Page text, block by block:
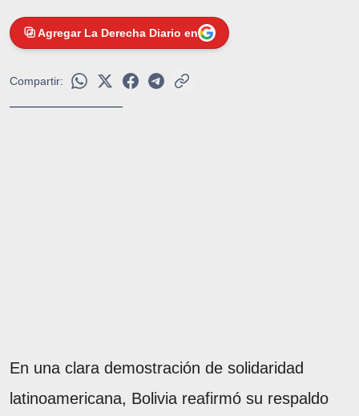
Agregar La Derecha Diario en
Compartir:
En una clara demostración de solidaridad
latinoamericana, Bolivia reafirmó su respaldo